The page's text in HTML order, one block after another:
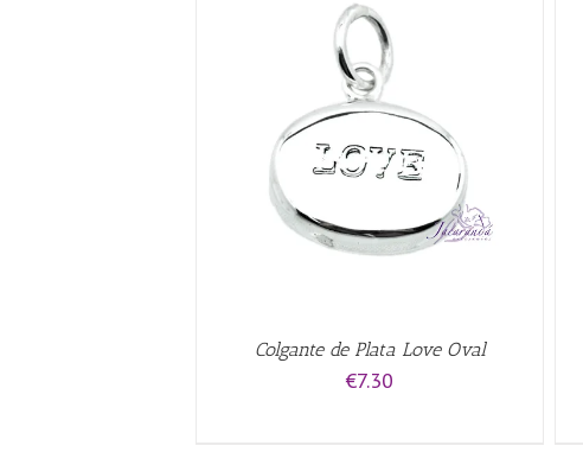
Colgante de Plata Love Oval
€7.30
AÑADIR AL CARRITO QUICK VIEW